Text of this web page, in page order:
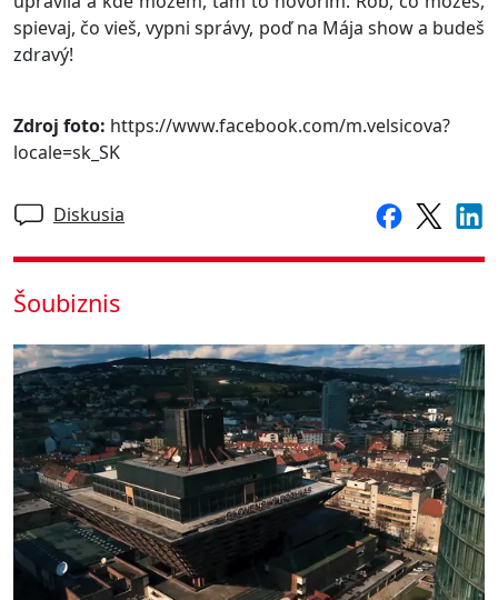
spievaj, čo vieš, vypni správy, poď na Mája show a budeš
zdravý!
Zdroj foto: https://www.facebook.com/m.velsicova?
locale=sk_SK
Diskusia
Šoubiznis